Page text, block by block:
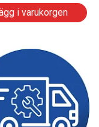
i varukorgen